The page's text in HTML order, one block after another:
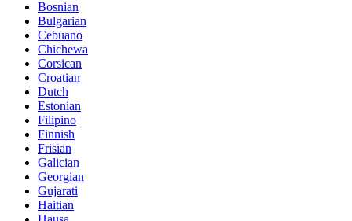
Bosnian
Bulgarian
Cebuano
Chichewa
Corsican
Croatian
Dutch
Estonian
Filipino
Finnish
Frisian
Galician
Georgian
Gujarati
Haitian